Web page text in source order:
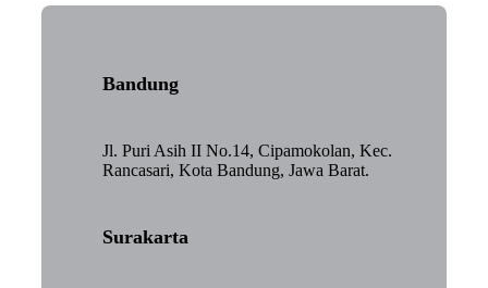
Bandung
Jl. Puri Asih II No.14, Cipamokolan, Kec.
Rancasari, Kota Bandung, Jawa Barat.
Surakarta